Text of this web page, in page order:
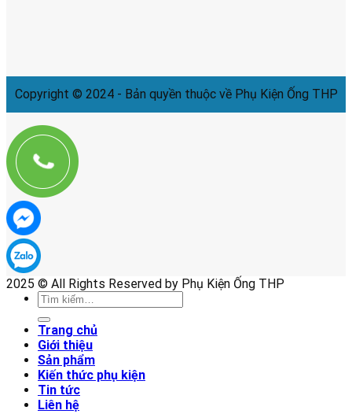
Copyright © 2024 - Bản quyền thuộc về Phụ Kiện Ống THP
2025 © All Rights Reserved by Phụ Kiện Ống THP
Tìm
Trang chủ
Giới thiệu
Sản phẩm
Kiến thức phụ kiện
Tin tức
Liên hệ